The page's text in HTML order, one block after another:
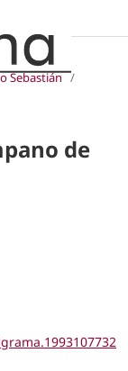
Sebastián /
de